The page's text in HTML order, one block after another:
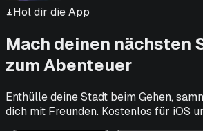
Hol dir die App
Mach deinen nächsten
zum Abenteuer
Enthülle deine Stadt beim Gehen,
dich mit Freunden. Kostenlos für iOS